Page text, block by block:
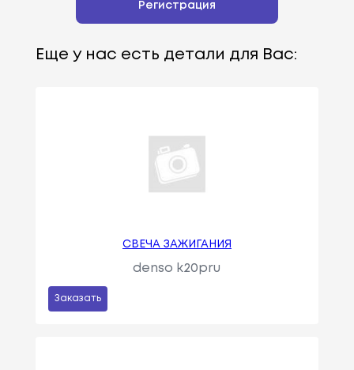
Регистрация
Еще у нас есть детали для Вас:
СВЕЧА ЗАЖИГАНИЯ
denso k20pru
Заказать